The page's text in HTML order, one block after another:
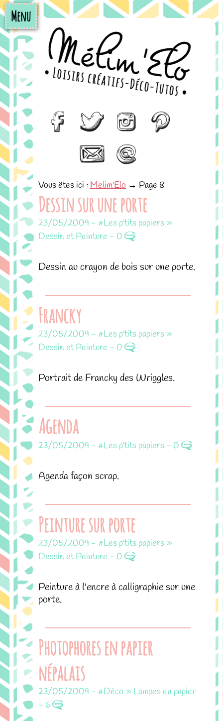
Vous êtes ici :Melim'Elo → Page 8
Dessin sur une porte
23/05/2009 - #Les p'tits papiers »
Dessin et Peinture - 0
Dessin au crayon de bois sur une porte.
Francky
23/05/2009 - #Les p'tits papiers »
Dessin et Peinture - 0
Portrait de Francky des Wriggles.
Agenda
23/05/2009 - #Les p'tits papiers - 0
Agenda façon scrap.
Peinture sur porte
23/05/2009 - #Les p'tits papiers »
Dessin et Peinture - 0
Peinture à l'encre à calligraphie sur une
porte.
Photophores en papier
népalais
23/05/2009 - #Déco » Lampes en papier
- 6
Menu